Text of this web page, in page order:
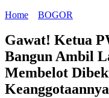
Home
BOGOR
Gawat! Ketua
Bangun Ambil
Membelot
Keanggotaannya